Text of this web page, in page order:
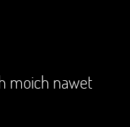
moich nawet